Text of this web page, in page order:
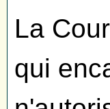
La
qui